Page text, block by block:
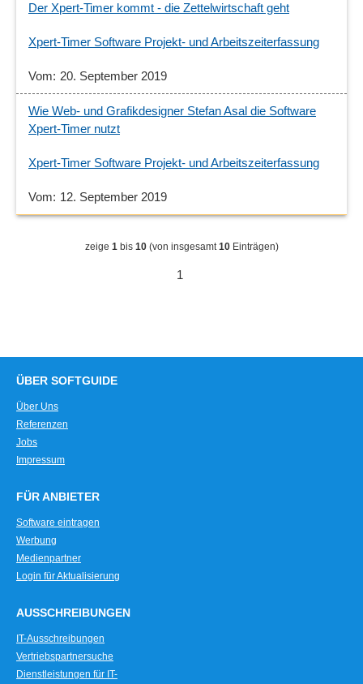
Der Xpert-Timer kommt - die Zettelwirtschaft geht
Xpert-Timer Software Projekt- und Arbeitszeiterfassung
20. September 2019
Wie Web- und Grafikdesigner Stefan Asal die Software
Xpert-Timer nutzt
Xpert-Timer Software Projekt- und Arbeitszeiterfassung
12. September 2019
zeige 1bis 10(von insgesamt10Einträgen)
1
ÜBER SOFTGUIDE
Über Uns
Referenzen
Jobs
Impressum
FÜR ANBIETER
Software eintragen
Werbung
Medienpartner
Login für Aktualisierung
AUSSCHREIBUNGEN
IT-Ausschreibungen
Vertriebspartnersuche
Dienstleistungen für IT-